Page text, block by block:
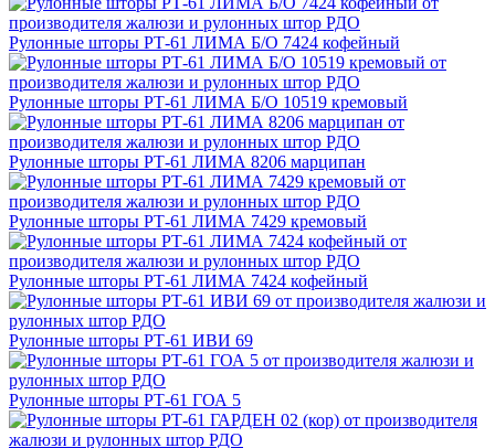
Рулонные шторы РТ-61 ЛИМА Б/О 7424 кофейный
Рулонные шторы РТ-61 ЛИМА Б/О 10519 кремовый
Рулонные шторы РТ-61 ЛИМА 8206 марципан
Рулонные шторы РТ-61 ЛИМА 7429 кремовый
Рулонные шторы РТ-61 ЛИМА 7424 кофейный
Рулонные шторы РТ-61 ИВИ 69
Рулонные шторы РТ-61 ГОА 5